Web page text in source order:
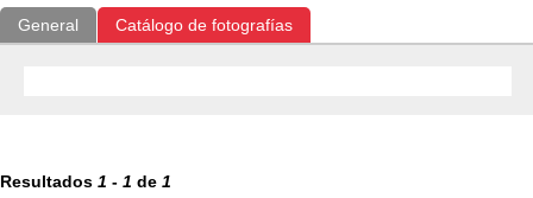
General Catálogo de fotografías
Resultados 1 - 1 de 1